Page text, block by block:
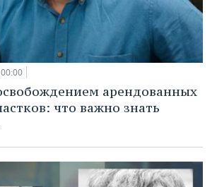
арендованных
что важно знать